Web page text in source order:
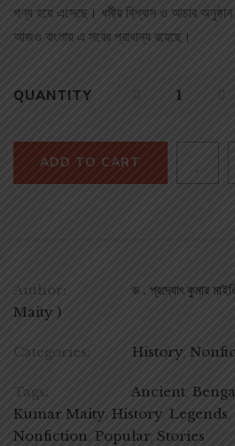
গণ্য হয়ে এসেছে। ধর্মীয় বিশ্বাস ও আচার
আজও বাংলায় এ সবের প্রাধান্য রয়েছে।
QUANTITY
ADD TO CART
Author:
ড . প্রদ্যোৎ কুমার
Maity )
Categories: History,
Tags: Ancient
Kumar Maity, History Legends,
Nonfiction Popular, Stories